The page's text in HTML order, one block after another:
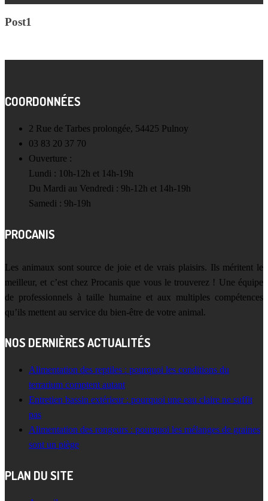
Post1
COORDONNÉES
2 Rue de Tarbes prolongée, 54425 Pulnoy
03 83 20 37 70
Ouverture :
Lundi : 10h-12h et 14h-19h
Du Mardi au Vendredi : 9h-12h et 14h-19h
Samedi : 9h-19h
PROCANIS
Les animaux sont source de joie et de vrais plaisirs. Ils méritent le
meilleur, et c’est chez Procanis que vous le trouverez ! Une équipe
de professionnels à taille humaine et aux multiples compétences
qu’ils mettent au service du bien-être de votre animal.
NOS DERNIÈRES ACTUALITÉS
Alimentation des reptiles : pourquoi les conditions du
terrarium comptent autant
Entretien bassin extérieur : pourquoi une eau claire ne suffit
pas
Alimentation des rongeurs : pourquoi les mélanges de graines
sont un piège
PLAN DU SITE